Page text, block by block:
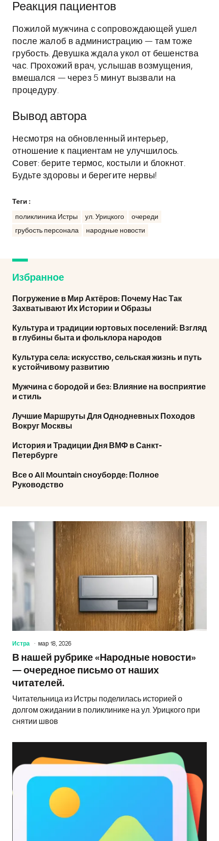
Реакция пациентов
Пожилой мужчина с сопровождающей ушел
после жалоб в администрацию — там тоже
грубость. Девушка ждала укол от бешенства
час. Прохожий врач, услышав возмущения,
вмешался — через 5 минут вызвали на
процедуру.
Вывод автора
Несмотря на обновленный интерьер,
отношение к пациентам не улучшилось.
Совет: берите термос, костыли и блокнот.
Будьте здоровы и берегите нервы!
Теги :
поликлиника Истры ул. Урицкого
очереди
грубость персонала
народные новости
Избранное
Погружение в Мир Актёров: Почему Нас Так
Захватывают Их Истории и Образы
Культура и традиции юртовых поселений: Взгляд
в глубины быта и фольклора народов
Культура села: искусство, сельская жизнь и путь
к устойчивому развитию
Мужчина с бородой и без: Влияние на восприятие
и стиль
Лучшие Маршруты Для Однодневных Походов
Вокруг Москвы
История и Традиции Дня ВМФ в Санкт-
Петербурге
Все о All Mountain сноуборде: Полное
Руководство
Истра мар 18, 2026
В нашей рубрике «Народные новости»
— очередное письмо от наших
читателей.
Читательница из Истры поделилась историей о
долгом ожидании в поликлинике на ул. Урицкого при
снятии швов